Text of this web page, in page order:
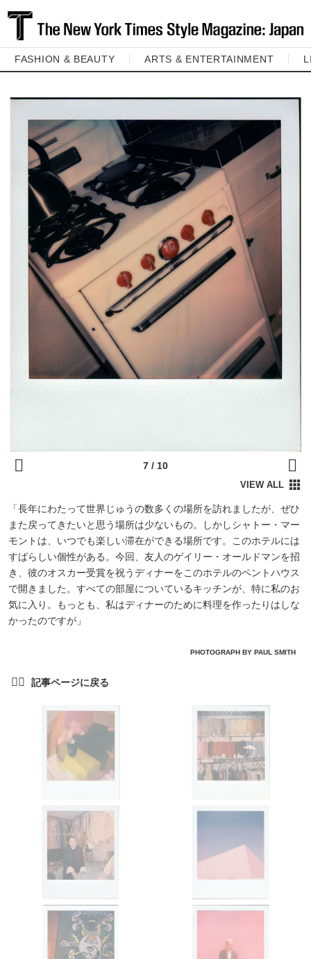
FASHION & BEAUTY ARTS & ENTERTAINMENT
「長年にわたって世界じゅうの数多くの場所を訪れましたが、ぜひ
また戻ってきたいと思う場所は少ないもの。しかしシャトー・マー
モントは、いつでも楽しい滞在ができる場所です。このホテルには
すばらしい個性がある。今回、友人のゲイリー・オールドマンを招
き、彼のオスカー受賞を祝うディナーをこのホテルのペントハウス
で開きました。すべての部屋についているキッチンが、特に私のお
気に入り。もっとも、私はディナーのために料理を作ったりはしな
かったのですが」
PHOTOGRAPH BY PAUL SMITH